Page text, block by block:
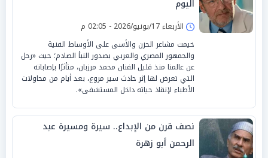
اليوم
الأربعاء 17/يونيو/2026 - 02:05 م
خيمت مشاعر الحزن والأسى على الأوساط الفنية
والجمهور المصري والعربي بصدور النبأ الصادم؛ حيث «رحل
عن عالمنا منذ قليل الفنان محمد مرزبان، متأثرًا بإصاباته
التي تعرض لها إثر حادث سير مروع، بعد أيام من محاولات
الأطباء لإنقاذ حياته داخل المستشفى».
نصف قرن من الإبداع.. سيرة ومسيرة عبد
الرحمن أبو زهرة